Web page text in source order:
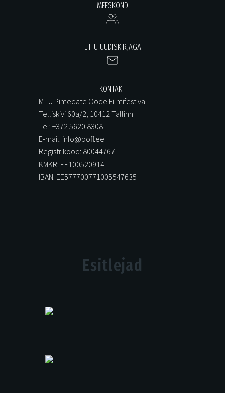
MEESKOND
LIITU UUDISKIRJAGA
KONTAKT
MTÜ Pimedate Ööde Filmifestival
Telliskivi 60a/2, 10412 Tallinn
Tel: +372 5620 8308
E-mail: info@poff.ee
Registrikood: 80044767
KMKR: EE100520914
IBAN: EE577700771005547635
Esitlejad